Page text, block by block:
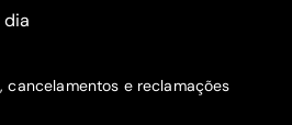
dia
cancelamentos e reclamações